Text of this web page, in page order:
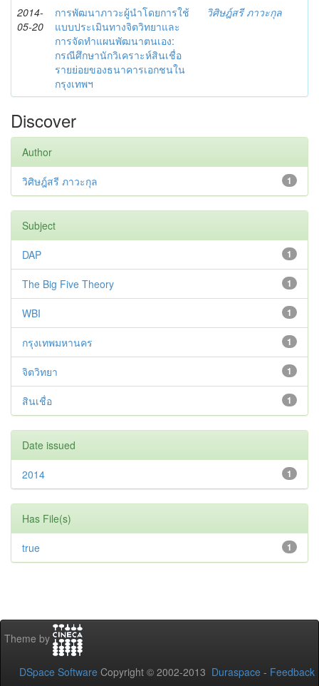
2014-
05-20
การพัฒนาภาวะผู้นำโดยการใช้
แบบประเมินทางจิตวิทยาและ
การจัดทำแผนพัฒนาตนเอง:
กรณีศึกษานักวิเคราะห์สินเชื่อ
รายย่อยของธนาคารเอกชนใน
กรุงเทพฯ
วิศิษฎ์สรี ภาวะกุล
Discover
Author
1
วิศิษฎ์สรี ภาวะกุล
Subject
1
DAP
1
The Big Five Theory
1
WBI
1
กรุงเทพมหานคร
1
จิตวิทยา
1
สินเชื่อ
Date issued
1
2014
Has File(s)
1
true
Theme by
DSpace Software Copyright © 2002-2013 Duraspace - Feedback